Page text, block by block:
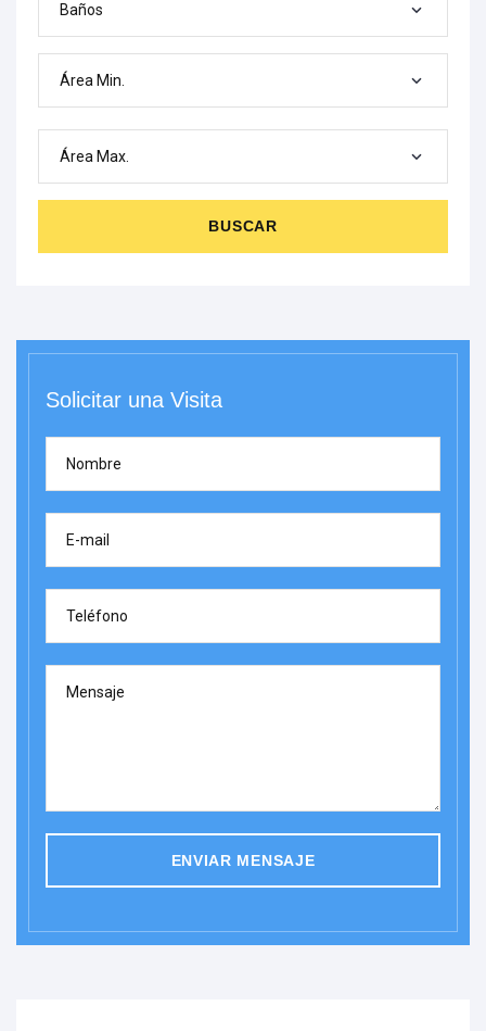
Baños
Área Min.
Área Max.
BUSCAR
Solicitar una Visita
Nombre
E-mail
Teléfono
Mensaje
ENVIAR MENSAJE